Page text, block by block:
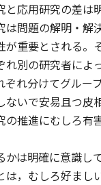
応用研究の差は
問題の解明・解
重要とされる。
別の研究者によ
れ分けてグルー
いで安易且つ皮
推進にむしろ有
は明確に意識し
，むしろ好まし